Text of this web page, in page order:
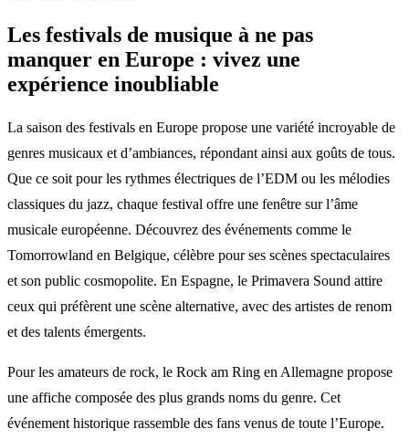
Les festivals de musique à ne pas
manquer en Europe : vivez une
expérience inoubliable
La saison des festivals en Europe propose une variété incroyable de
genres musicaux et d’ambiances, répondant ainsi aux goûts de tous.
Que ce soit pour les rythmes électriques de l’EDM ou les mélodies
classiques du jazz, chaque festival offre une fenêtre sur l’âme
musicale européenne. Découvrez des événements comme le
Tomorrowland en Belgique, célèbre pour ses scènes spectaculaires
et son public cosmopolite. En Espagne, le Primavera Sound attire
ceux qui préfèrent une scène alternative, avec des artistes de renom
et des talents émergents.
Pour les amateurs de rock, le Rock am Ring en Allemagne propose
une affiche composée des plus grands noms du genre. Cet
événement historique rassemble des fans venus de toute l’Europe.